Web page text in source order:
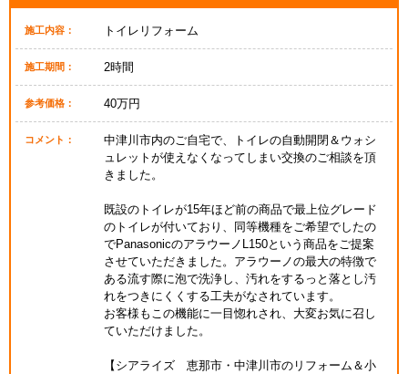
施工内容： トイレリフォーム
施工期間： 2時間
参考価格： 40万円
コメント：
中津川市内のご自宅で、トイレの自動開閉＆ウォシ
ュレットが使えなくなってしまい交換のご相談を頂
きました。
既設のトイレが15年ほど前の商品で最上位グレード
のトイレが付いており、同等機種をご希望でしたの
でPanasonicのアラウーノL150という商品をご提案
させていただきました。アラウーノの最大の特徴で
ある流す際に泡で洗浄し、汚れをするっと落とし汚
れをつきにくくする工夫がなされています。
お客様もこの機能に一目惚れされ、大変お気に召し
ていただけました。
【シアライズ 恵那市・中津川市のリフォーム＆小